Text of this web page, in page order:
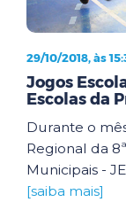
29/10/2018, às
Jogos
Escolas da
Durante o
Regional da
Municipais -
[saiba mais]